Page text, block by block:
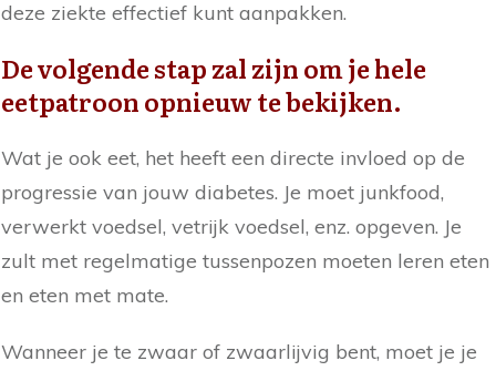
deze ziekte effectief kunt aanpakken.
De volgende stap zal zijn om je hele
eetpatroon opnieuw te bekijken.
Wat je ook eet, het heeft een directe invloed op de
progressie van jouw diabetes. Je moet junkfood,
verwerkt voedsel, vetrijk voedsel, enz. opgeven. Je
zult met regelmatige tussenpozen moeten leren eten
en eten met mate.
Wanneer je te zwaar of zwaarlijvig bent, moet je je